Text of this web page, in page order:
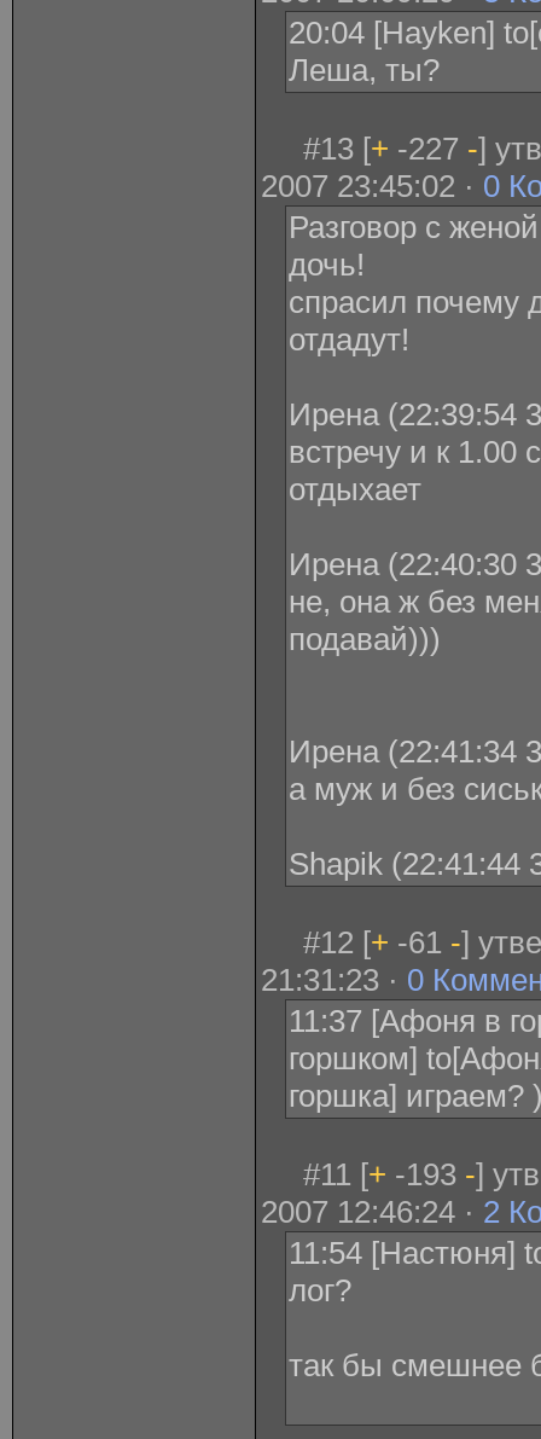
20:04 [Hayken]
Леша, ты?
#13 [+ -227 -]
2007 23:45:02 · 0
Разговор с
дочь!
спрасил почему
отдадут!
Ирена (22:39:54
встречу и к 1.00
отдыхает
Ирена (22:40:30
не, она ж без
подавай)))
Ирена (22:41:34
а муж и без
Shapik (22:41:44
#12 [+ -61 -]
21:31:23 · 0
11:37 [Афоня в
горшком]
горшка] играем?
#11 [+ -193 -]
2007 12:46:24 · 2
11:54 [Настюня]
лог?
так бы смешнее